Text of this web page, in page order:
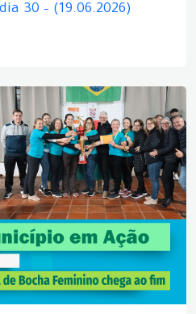
30 – (19.06.2026)